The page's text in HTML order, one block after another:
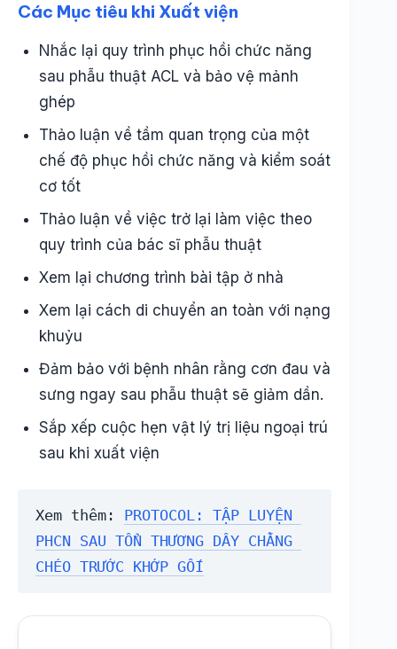
Các Mục tiêu khi Xuất viện
Nhắc lại quy trình phục hồi chức năng
sau phẫu thuật ACL và bảo vệ mảnh
ghép
Thảo luận về tầm quan trọng của một
chế độ phục hồi chức năng và kiểm soát
cơ tốt
Thảo luận về việc trở lại làm việc theo
quy trình của bác sĩ phẫu thuật
Xem lại chương trình bài tập ở nhà
Xem lại cách di chuyển an toàn với nạng
khuỷu
Đảm bảo với bệnh nhân rằng cơn đau và
sưng ngay sau phẫu thuật sẽ giảm dần.
Sắp xếp cuộc hẹn vật lý trị liệu ngoại trú
sau khi xuất viện
Xem thêm: PROTOCOL: TẬP LUYỆN
PHCN SAU TỔN THƯƠNG DÂY CHẰNG
CHÉO TRƯỚC KHỚP GỐI